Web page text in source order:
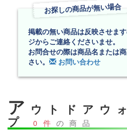
お探しの商品が無い場合
掲載の無い商品は反映させま
ジからご連絡くださいませ。
お問合せの際は商品名または
さい。
お問い合わせ
ア ウトドアウ
プ0件 の商品